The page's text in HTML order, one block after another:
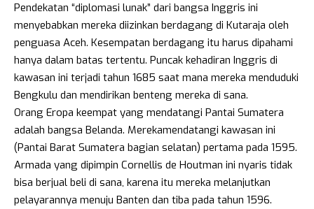
Pendekatan “diplomasi lunak” dari bangsa Inggris ini
menyebabkan mereka diizinkan berdagang di Kutaraja oleh
penguasa Aceh. Kesempatan berdagang itu harus dipahami
hanya dalam batas tertentu. Puncak kehadiran Inggris di
kawasan ini terjadi tahun 1685 saat mana mereka menduduki
Bengkulu dan mendirikan benteng mereka di sana.
Orang Eropa keempat yang mendatangi Pantai Sumatera
adalah bangsa Belanda. Merekamendatangi kawasan ini
(Pantai Barat Sumatera bagian selatan) pertama pada 1595.
Armada yang dipimpin Cornellis de Houtman ini nyaris tidak
bisa berjual beli di sana, karena itu mereka melanjutkan
pelayarannya menuju Banten dan tiba pada tahun 1596.